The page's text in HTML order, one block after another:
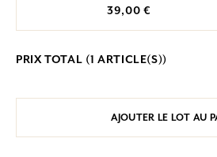
39,00 €
PRIX TOTAL (1 ARTICLE(S))
AJOUTER LE LOT AU